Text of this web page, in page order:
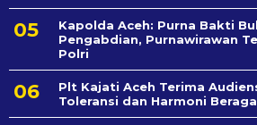
Kapolda Aceh: Purna Bakti
Pengabdian, Purnawirawan
Polri
Plt Kajati Aceh Terima
Toleransi dan Harmoni